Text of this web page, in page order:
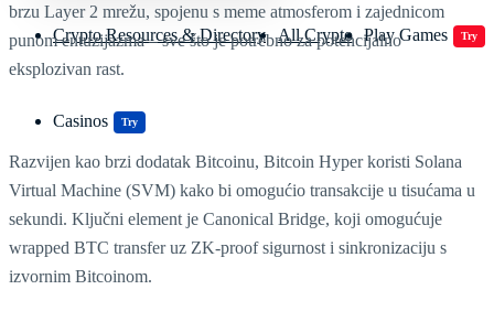
Crypto Resources & Directory All Crypto Play Games Try
Casinos Try
brzu Layer 2 mrežu, spojenu s meme atmosferom i zajednicom
punom entuzijazma – sve što je potrebno za potencijalno
eksplozivan rast.
Razvijen kao brzi dodatak Bitcoinu, Bitcoin Hyper koristi Solana
Virtual Machine (SVM) kako bi omogućio transakcije u tisućama u
sekundi. Ključni element je Canonical Bridge, koji omogućuje
wrapped BTC transfer uz ZK‑proof sigurnost i sinkronizaciju s
izvornim Bitcoinom.